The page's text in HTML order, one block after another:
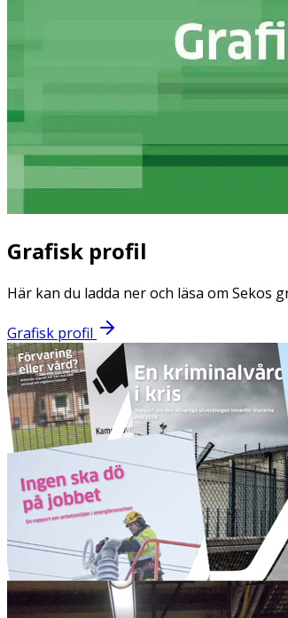
Grafisk profil
Här kan du ladda ner och läsa om Sekos
Grafisk profil